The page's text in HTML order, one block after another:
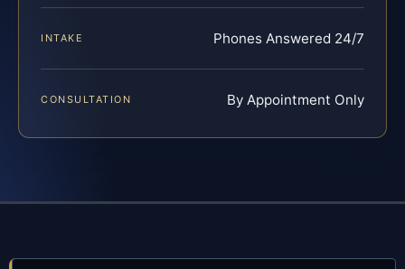
INTAKE Phones Answered 24/7
CONSULTATION By Appointment Only